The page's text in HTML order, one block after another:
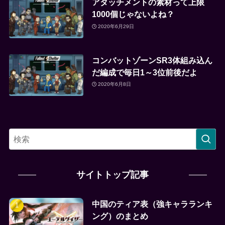
アタッチメントの素材って上限
1000個じゃないよね？
2020年6月29日
コンバットゾーンSR3体組み込ん
だ編成で毎日1～3位前後だよ
2020年6月8日
サイトトップ記事
中国のティア表（強キャラランキ
ング）のまとめ